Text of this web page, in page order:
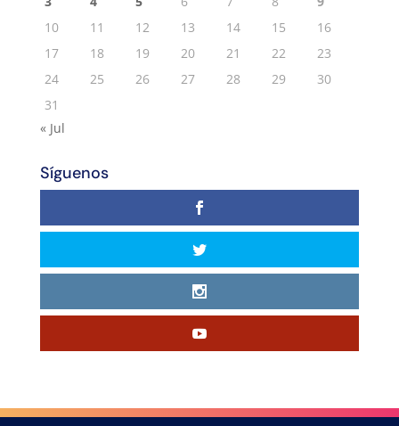
10
11 12 13 14 15
16
17
18 19 20 21 22
23
24
25 26 27 28 29
30
31
« Jul
Síguenos